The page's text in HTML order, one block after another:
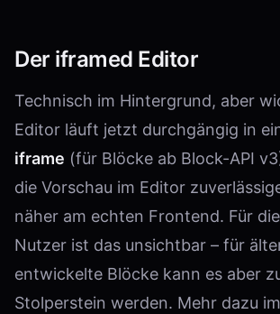
Der iframed Editor
Technisch im Hintergrund, aber
Editor läuft jetzt durchgängig in
iframe (für Blöcke ab Block-API
die Vorschau im Editor
näher am echten Frontend. Für
Nutzer ist das unsichtbar – für
entwickelte Blöcke kann es aber
Stolperstein werden. Mehr dazu